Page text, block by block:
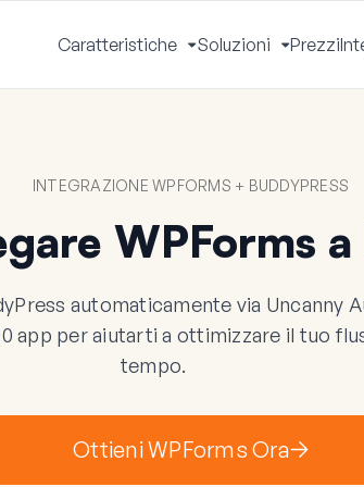
Caratteristiche
Apri
Menu
Soluzioni
Apri
Menu
Prezzi
INTEGRAZIONE WPFORMS + BUDDYPRESS
WPForms
automaticamente via Uncanny
app per aiutarti a ottimizzare il tuo
tempo.
Ottieni WPForms Ora